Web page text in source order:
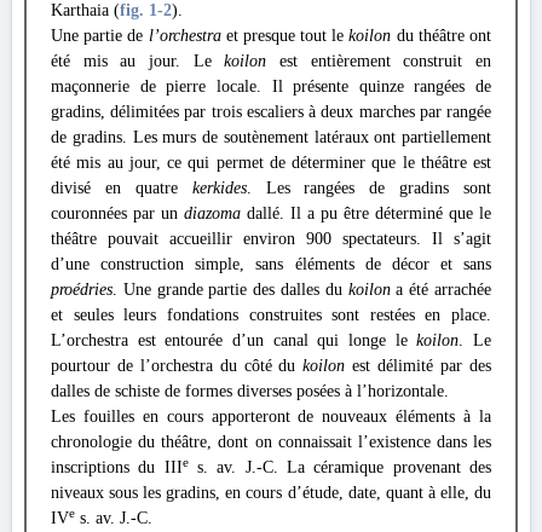
Karthaia (fig. 1-2).
Une partie de l’orchestraet presque tout lekoilon du théâtre ont
été mis au jour. Lekoilon est entièrement construit en
maçonnerie de pierre locale. Il présente quinze rangées de
gradins, délimitées par trois escaliers à deux marches par rangée
de gradins. Les murs de soutènement latéraux ont partiellement
été mis au jour, ce qui permet de déterminer que le théâtre est
divisé en quatre kerkides. Les rangées de gradins sont
couronnées par un diazoma dallé. Il a pu être déterminé que le
théâtre pouvait accueillir environ 900 spectateurs. Il s’agit
d’une construction simple, sans éléments de décor et sans
proédries. Une grande partie des dalles du koilona été arrachée
et seules leurs fondations construites sont restées en place.
L’orchestra est entourée d’un canal qui longe lekoilon. Le
pourtour de l’orchestra du côté dukoilon est délimité par des
dalles de schiste de formes diverses posées à l’horizontale.
Les fouilles en cours apporteront de nouveaux éléments à la
chronologie du théâtre, dont on connaissait l’existence dans les
inscriptions du IIIes. av. J.-C. La céramique provenant des
niveaux sous les gradins, en cours d’étude, date, quant à elle, du
IVe s. av. J.-C.